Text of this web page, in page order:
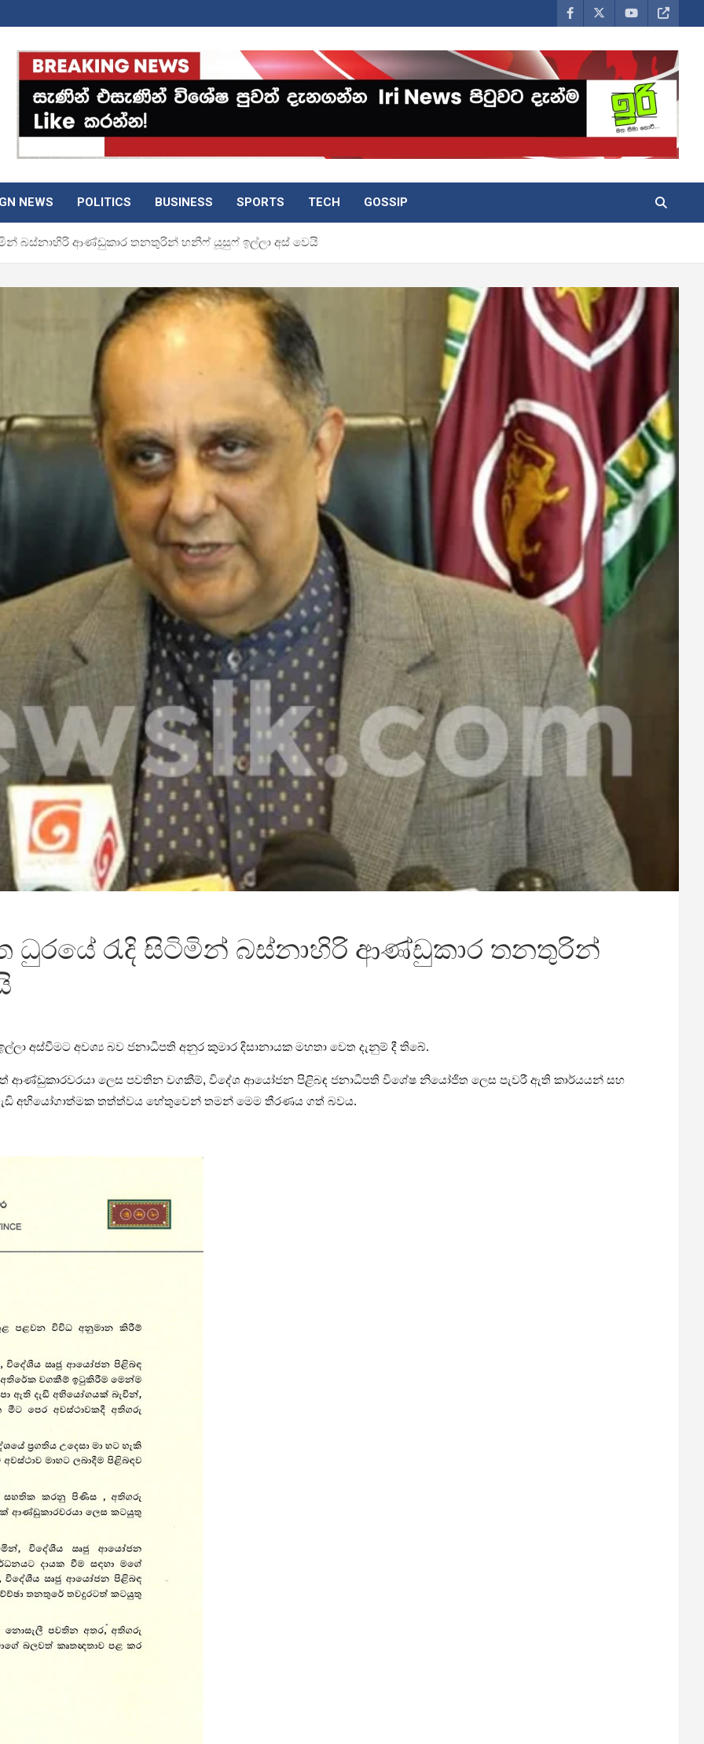
NEWS POLITICS BUSINESS SPORTS TECH GOSSIP
බස්නාහිරි ආණ්ඩුකාර තනතුරින් හනීෆ් යූසුෆ් ඉල්ලා අස් වෙයි
රැදි සිටිමින් බස්නාහිරි ආණ්ඩුකාර තනතුරින්
අස්වීමට අවශ්‍ය බව ජනාධිපති අනුර කුමාර දිසානායක මහතා වෙත දැනුම් දී තිබේ.
ආණ්ඩුකාරවරයා ලෙස පවතින වගකීම්, විදේශ ආයෝජන පිළිබඳ ජනාධිපති විශේෂ නියෝජිත ලෙස පැවරී ඇති කාර්යයන් සහ
අභියෝගාත්මක තත්ත්වය හේතුවෙන් තමන් මෙම තීරණය ගත් බවය.